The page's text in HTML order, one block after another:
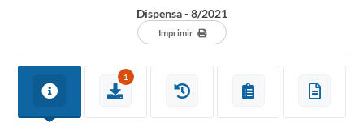
Dispensa - 8/2021
Imprimir
1